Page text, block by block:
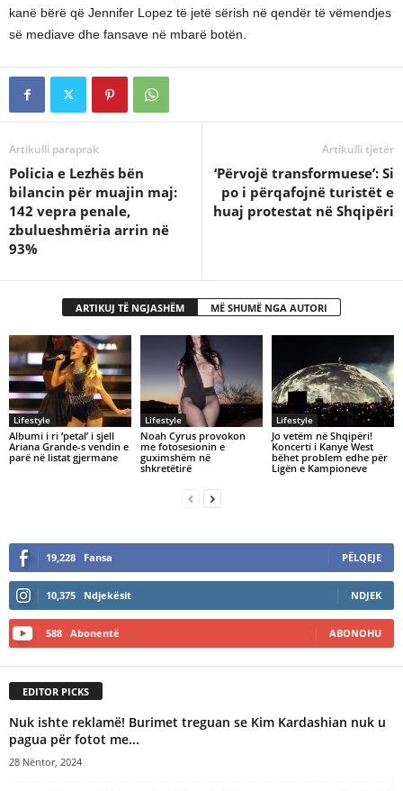
kanë bërë që Jennifer Lopez të jetë sërish në qendër të vëmendjes
së mediave dhe fansave në mbarë botën.
Artikulli paraprak
Policia e Lezhës bën
bilancin për muajin maj:
142 vepra penale,
zbulueshmëria arrin në
93%
Artikulli tjetër
‘Përvojë transformuese’: Si
po i përqafojnë turistët e
huaj protestat në Shqipëri
ARTIKUJ TË NGJASHËM MË SHUMË NGA AUTORI
Lifestyle
Albumi i ri ‘petal’ i sjell
Ariana Grande-s vendin e
parë në listat gjermane
Lifestyle
Noah Cyrus provokon
me fotosesionin e
guximshëm në
shkretëtirë
Lifestyle
Jo vetëm në Shqipëri!
Koncerti i Kanye West
bëhet problem edhe për
Ligën e Kampioneve
19,228 Fansa PËLQEJE
10,375 Ndjekësit NDJEK
588 Abonentë ABONOHU
EDITOR PICKS
Nuk ishte reklamë! Burimet treguan se Kim Kardashian nuk u
pagua për fotot me...
28 Nëntor, 2024